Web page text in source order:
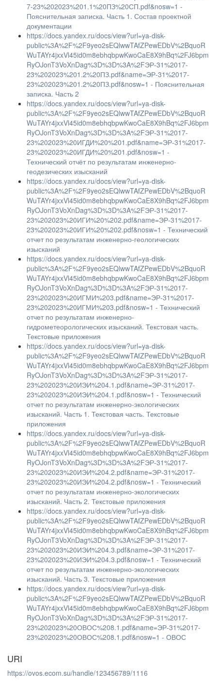
7-23%202023%201.1%20ПЗ%20СП.pdf&nosw=1 -
Пояснительная записка. Часть 1. Состав проектной
документации
https://docs.yandex.ru/docs/view?url=ya-disk-
public%3A%2F%2F9yeo2sEQlwwTAfZPewEDbV%2BquoR
WuTAYr4jxxVl45id0m8ebhqbpwKwoCaE8X9hBq%2FJ6bpm
RyOJonT3VoXnDag%3D%3D%3A%2FЭР-31%2017-
23%202023%201.2%20ПЗ.pdf&name=ЭР-31%2017-
23%202023%201.2%20ПЗ.pdf&nosw=1 - Пояснительная
записка. Часть 2
https://docs.yandex.ru/docs/view?url=ya-disk-
public%3A%2F%2F9yeo2sEQlwwTAfZPewEDbV%2BquoR
WuTAYr4jxxVl45id0m8ebhqbpwKwoCaE8X9hBq%2FJ6bpm
RyOJonT3VoXnDag%3D%3D%3A%2FЭР-31%2017-
23%202023%20ИГДИ%20%201.pdf&name=ЭР-31%2017-
23%202023%20ИГДИ%20%201.pdf&nosw=1 -
Технический отчёт по результатам инженерно-
геодезических изысканий
https://docs.yandex.ru/docs/view?url=ya-disk-
public%3A%2F%2F9yeo2sEQlwwTAfZPewEDbV%2BquoR
WuTAYr4jxxVl45id0m8ebhqbpwKwoCaE8X9hBq%2FJ6bpm
RyOJonT3VoXnDag%3D%3D%3A%2FЭР-31%2017-
23%202023%20ИГИ%20%202.pdf&name=ЭР-31%2017-
23%202023%20ИГИ%20%202.pdf&nosw=1 - Технический
отчет по результатам инженерно-геологических
изысканий
https://docs.yandex.ru/docs/view?url=ya-disk-
public%3A%2F%2F9yeo2sEQlwwTAfZPewEDbV%2BquoR
WuTAYr4jxxVl45id0m8ebhqbpwKwoCaE8X9hBq%2FJ6bpm
RyOJonT3VoXnDag%3D%3D%3A%2FЭР-31%2017-
23%202023%20ИГМИ%203.pdf&name=ЭР-31%2017-
23%202023%20ИГМИ%203.pdf&nosw=1 - Технический
отчет по результатам инженерно-
гидрометеорологических изысканий. Текстовая часть.
Текстовые приложения
https://docs.yandex.ru/docs/view?url=ya-disk-
public%3A%2F%2F9yeo2sEQlwwTAfZPewEDbV%2BquoR
WuTAYr4jxxVl45id0m8ebhqbpwKwoCaE8X9hBq%2FJ6bpm
RyOJonT3VoXnDag%3D%3D%3A%2FЭР-31%2017-
23%202023%20ИЭИ%204.1.pdf&name=ЭР-31%2017-
23%202023%20ИЭИ%204.1.pdf&nosw=1 - Технический
отчет по результатам инженерно-экологических
изысканий. Часть 1. Текстовая часть. Текстовые
приложения
https://docs.yandex.ru/docs/view?url=ya-disk-
public%3A%2F%2F9yeo2sEQlwwTAfZPewEDbV%2BquoR
WuTAYr4jxxVl45id0m8ebhqbpwKwoCaE8X9hBq%2FJ6bpm
RyOJonT3VoXnDag%3D%3D%3A%2FЭР-31%2017-
23%202023%20ИЭИ%204.2.pdf&name=ЭР-31%2017-
23%202023%20ИЭИ%204.2.pdf&nosw=1 - Технический
отчет по результатам инженерно-экологических
изысканий. Часть 2. Текстовые приложения
https://docs.yandex.ru/docs/view?url=ya-disk-
public%3A%2F%2F9yeo2sEQlwwTAfZPewEDbV%2BquoR
WuTAYr4jxxVl45id0m8ebhqbpwKwoCaE8X9hBq%2FJ6bpm
RyOJonT3VoXnDag%3D%3D%3A%2FЭР-31%2017-
23%202023%20ИЭИ%204.3.pdf&name=ЭР-31%2017-
23%202023%20ИЭИ%204.3.pdf&nosw=1 - Технический
отчет по результатам инженерно-экологических
изысканий. Часть 3. Текстовые приложения
https://docs.yandex.ru/docs/view?url=ya-disk-
public%3A%2F%2F9yeo2sEQlwwTAfZPewEDbV%2BquoR
WuTAYr4jxxVl45id0m8ebhqbpwKwoCaE8X9hBq%2FJ6bpm
RyOJonT3VoXnDag%3D%3D%3A%2FЭР-31%2017-
23%202023%20ОВОС%208.1.pdf&name=ЭР-31%2017-
23%202023%20ОВОС%208.1.pdf&nosw=1 - ОВОС
URI
https://ovos.ecom.su/handle/123456789/1116